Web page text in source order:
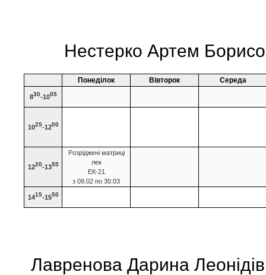
Нестерко Артем
Понеділок Вівторок Середа
830-1005
1025-1200
1220-1355
Розріджені матриці
лек
ЕК-21
з 09.02 по 30.03
1415-1550
Лавренова Дарина